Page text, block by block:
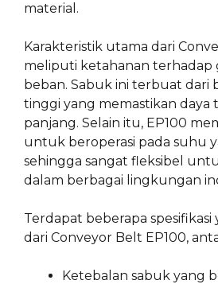
material.
Karakteristik utama dari
meliputi ketahanan terhadap
beban. Sabuk ini terbuat dari
tinggi yang memastikan daya
panjang. Selain itu, EP100
untuk beroperasi pada suhu
sehingga sangat fleksibel
dalam berbagai lingkungan
Terdapat beberapa spesifikasi
dari Conveyor Belt EP100,
Ketebalan sabuk yang